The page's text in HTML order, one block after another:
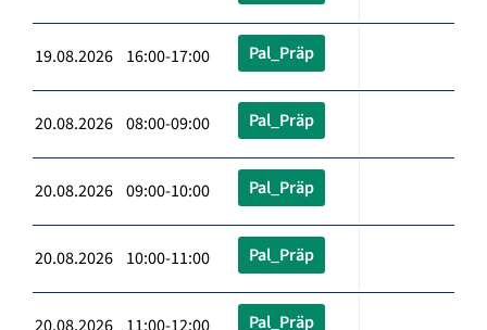
19.08.2026 16:00-17:00 Pal_Präp
20.08.2026 08:00-09:00 Pal_Präp
20.08.2026 09:00-10:00 Pal_Präp
20.08.2026 10:00-11:00 Pal_Präp
Pal_Präp